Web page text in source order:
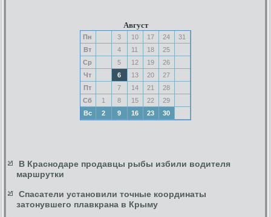
Август
Пн 3 10 17 24
31
Вт
4 11 18
25
Ср
5 12 19
26
Чт
6 13 20
27
Пт
7 14 21
28
Сб
1 8 15 22
29
Вс
2 9 16 23 30
В Краснодаре продавцы рыбы избили водителя
маршрутки
Спасатели установили точные координаты
затонувшего плавкрана в Крыму